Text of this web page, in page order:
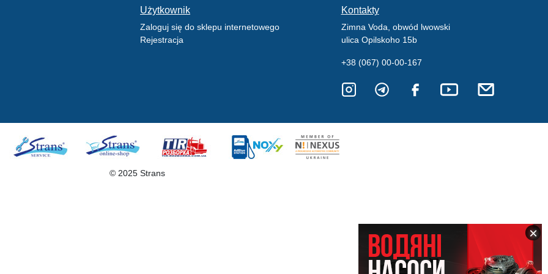
Użytkownik
Zaloguj się do sklepu internetowego
Rejestracja
Kontakty
Zimna Voda, obwód lwowski
ulica Opilskoho 15b
+38 (067) 00-00-167
© 2025 Strans
×